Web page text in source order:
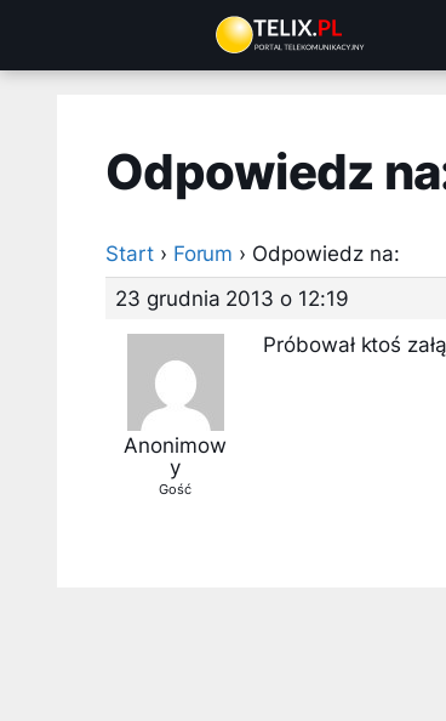
treści
Odpowiedz
Start › Forum › Odpowiedz na:
23 grudnia 2013 o 12:19
Anonimow
y
Gość
Próbował ktoś